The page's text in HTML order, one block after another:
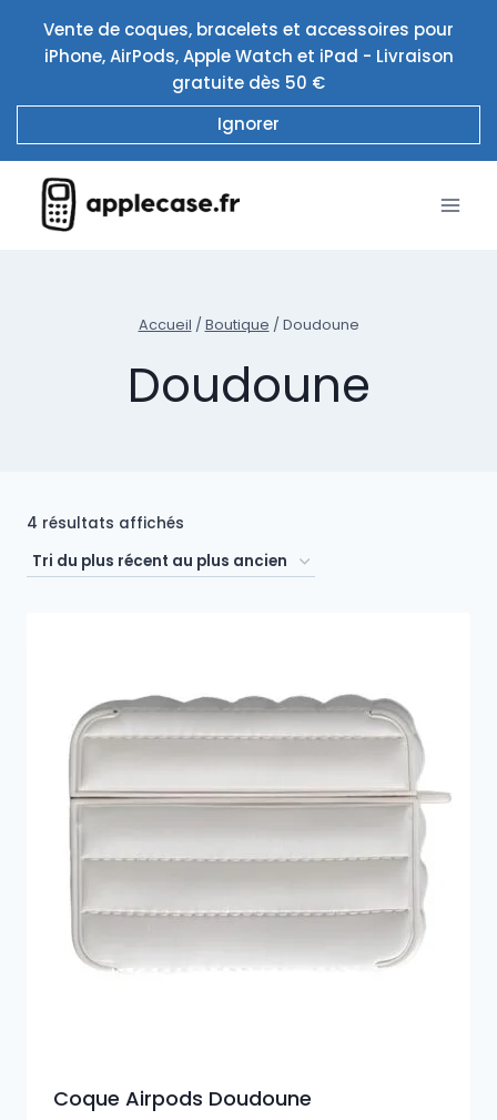
contenu
Vente de coques, bracelets et accessoires pour
iPhone, AirPods, Apple Watch et iPad - Livraison
gratuite dès 50 €
Ignorer
Accueil / Boutique / Doudoune
Doudoune
4 résultats affichés
du
ancien
Coque Airpods Doudoune